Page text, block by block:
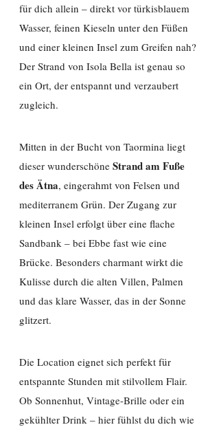
für dich allein – direkt vor türkisblauem
Wasser, feinen Kieseln unter den Füßen
und einer kleinen Insel zum Greifen nah?
Der Strand von Isola Bella ist genau so
ein Ort, der entspannt und verzaubert
zugleich.
Mitten in der Bucht von Taormina liegt
dieser wunderschöne Strand am Fuße
des Ätna, eingerahmt von Felsen und
mediterranem Grün. Der Zugang zur
kleinen Insel erfolgt über eine flache
Sandbank – bei Ebbe fast wie eine
Brücke. Besonders charmant wirkt die
Kulisse durch die alten Villen, Palmen
und das klare Wasser, das in der Sonne
glitzert.
Die Location eignet sich perfekt für
entspannte Stunden mit stilvollem Flair.
Ob Sonnenhut, Vintage-Brille oder ein
gekühlter Drink – hier fühlst du dich wie